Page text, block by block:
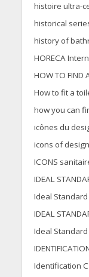
histoire ultra-
historical
history of
HORECA
HOW TO FIND
How to fit a
how you can
icônes du
icons of design
ICONS
IDEAL
Ideal
IDEAL
Ideal
Identification